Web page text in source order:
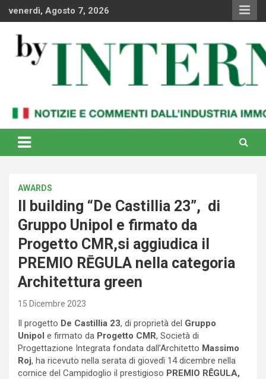
venerdì, Agosto 7, 2026
By Internews
internazionale
AWARDS
Il building “De Castillia 23”, di
Gruppo Unipol e firmato da
Progetto CMR,si aggiudica il
PREMIO RĒGULA nella categoria
Architettura green
15 Dicembre 2023
Il progetto De Castillia 23, di proprietà del Gruppo
Unipol e firmato da Progetto CMR, Società di
Progettazione Integrata fondata dall’Architetto Massimo
Roj, ha ricevuto nella serata di giovedì 14 dicembre nella
cornice del Campidoglio il prestigioso PREMIO RĒGULA,